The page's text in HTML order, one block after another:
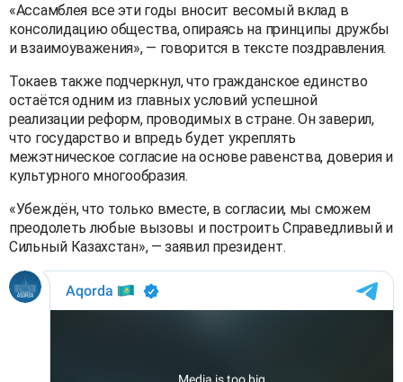
«Ассамблея все эти годы вносит весомый вклад в
консолидацию общества, опираясь на принципы дружбы
и взаимоуважения», — говорится в тексте поздравления.
Токаев также подчеркнул, что гражданское единство
остаётся одним из главных условий успешной
реализации реформ, проводимых в стране. Он заверил,
что государство и впредь будет укреплять
межэтническое согласие на основе равенства, доверия и
культурного многообразия.
«Убеждён, что только вместе, в согласии, мы сможем
преодолеть любые вызовы и построить Справедливый и
Сильный Казахстан», — заявил президент.